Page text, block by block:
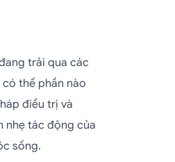
trải qua các
thể phần nào
điều trị và
nhẹ tác động của
sống.